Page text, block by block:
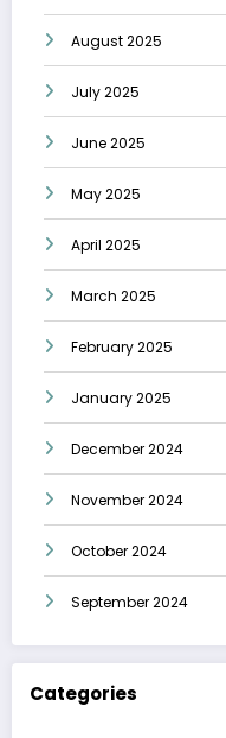
August 2025
July 2025
June 2025
May 2025
April 2025
March 2025
February 2025
January 2025
December 2024
November 2024
October 2024
September 2024
Categories